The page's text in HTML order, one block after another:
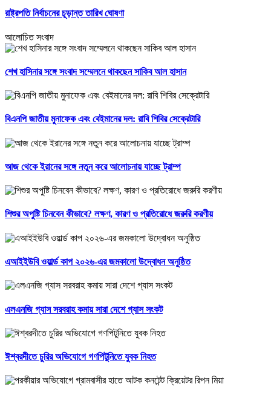
রাষ্ট্রপতি নির্বাচনের চূড়ান্ত তারিখ ঘোষণা
আলোচিত সংবাদ
শেখ হাসিনার সঙ্গে সংবাদ সম্মেলনে থাকছেন সাকিব আল হাসান
বিএনপি জাতীয় মুনাফেক এবং বেইমানের দল: রাবি শিবির সেক্রেটারি
আজ থেকে ইরানের সঙ্গে নতুন করে আলোচনায় যাচ্ছে ট্রাম্প
শিশুর অপুষ্টি চিনবেন কীভাবে? লক্ষণ, কারণ ও প্রতিরোধে জরুরি করণীয়
এআইইউবি ওয়ার্ল্ড কাপ ২০২৬-এর জমকালো উদ্বোধন অনুষ্ঠিত
এলএনজি গ্যাস সরবরাহ কমায় সারা দেশে গ্যাস সংকট
ঈশ্বরদীতে চুরির অভিযোগে গণপিটুনিতে যুবক নিহত